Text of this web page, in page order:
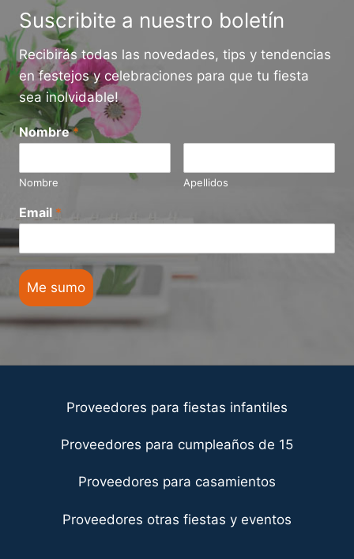
Suscribite a nuestro boletín
Recibirás todas las novedades, tips y tendencias
en festejos y celebraciones para que tu fiesta
sea inolvidable!
Nombre*
Nombre Apellidos
Email *
Me sumo
Proveedores para fiestas infantiles
Proveedores para cumpleaños de 15
Proveedores para casamientos
Proveedores otras fiestas y eventos